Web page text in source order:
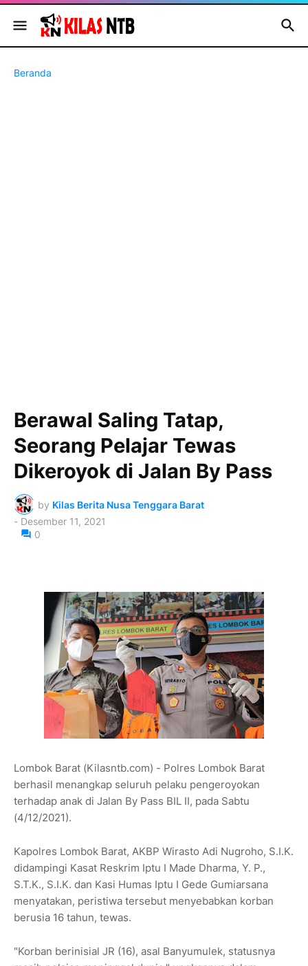
Beranda
Berawal Saling Tatap,
Seorang Pelajar Tewas
Dikeroyok di Jalan By Pass
by Kilas Berita Nusa Tenggara Barat
- Desember 11, 2021
0
Lombok Barat (Kilasntb.com) - Polres Lombok Barat
berhasil menangkap seluruh pelaku pengeroyokan
terhadap anak di Jalan By Pass BIL II, pada Sabtu
(4/12/2021).
Kapolres Lombok Barat, AKBP Wirasto Adi Nugroho, S.I.K.
didampingi Kasat Reskrim Iptu I Made Dharma, Y. P.,
S.T.K., S.I.K. dan Kasi Humas Iptu I Gede Gumiarsana
menyatakan, peristiwa tersebut menyebabkan korban
berusia 16 tahun, tewas.
"Korban berinisial JR (16), asal Banyumulek, statusnya